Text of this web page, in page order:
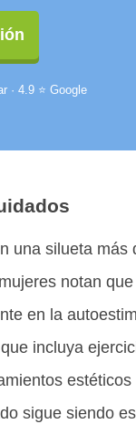
· 4.9 ⭐ Google
una silueta más
notan
en la
incluya
sigue siendo